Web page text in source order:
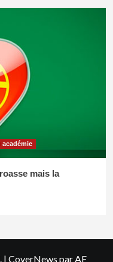
académie
mais la
| CoverNews par AF